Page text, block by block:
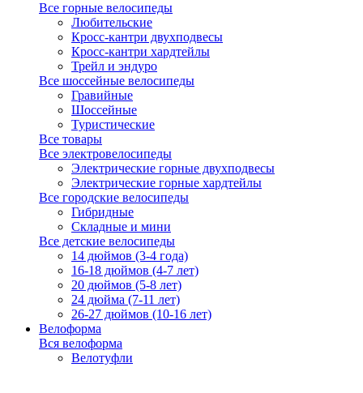
Все горные велосипеды
Любительские
Кросс-кантри двухподвесы
Кросс-кантри хардтейлы
Трейл и эндуро
Все шоссейные велосипеды
Гравийные
Шоссейные
Туристические
Все товары
Все электровелосипеды
Электрические горные двухподвесы
Электрические горные хардтейлы
Все городские велосипеды
Гибридные
Складные и мини
Все детские велосипеды
14 дюймов (3-4 года)
16-18 дюймов (4-7 лет)
20 дюймов (5-8 лет)
24 дюйма (7-11 лет)
26-27 дюймов (10-16 лет)
Велоформа
Вся велоформа
Велотуфли